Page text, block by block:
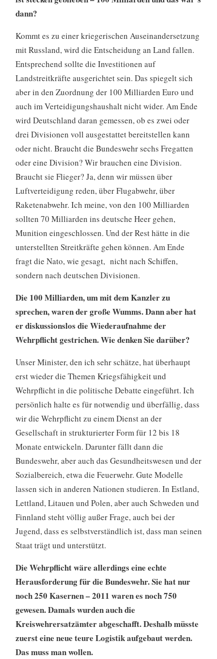
dann?
Kommt es zu einer kriegerischen Auseinandersetzung
mit Russland, wird die Entscheidung an Land fallen.
Entsprechend sollte die Investitionen auf
Landstreitkräfte ausgerichtet sein. Das spiegelt sich
aber in den Zuordnung der 100 Milliarden Euro und
auch im Verteidigungshaushalt nicht wider. Am Ende
wird Deutschland daran gemessen, ob es zwei oder
drei Divisionen voll ausgestattet bereitstellen kann
oder nicht. Braucht die Bundeswehr sechs Fregatten
oder eine Division? Wir brauchen eine Division.
Braucht sie Flieger? Ja, denn wir müssen über
Luftverteidigung reden, über Flugabwehr, über
Raketenabwehr. Ich meine, von den 100 Milliarden
sollten 70 Milliarden ins deutsche Heer gehen,
Munition eingeschlossen. Und der Rest hätte in die
unterstellten Streitkräfte gehen können. Am Ende
fragt die Nato, wie gesagt, nicht nach Schiffen,
sondern nach deutschen Divisionen.
Die 100 Milliarden, um mit dem Kanzler zu
sprechen, waren der große Wumms. Dann aber hat
er diskussionslos die Wiederaufnahme der
Wehrpflicht gestrichen. Wie denken Sie darüber?
Unser Minister, den ich sehr schätze, hat überhaupt
erst wieder die Themen Kriegsfähigkeit und
Wehrpflicht in die politische Debatte eingeführt. Ich
persönlich halte es für notwendig und überfällig, dass
wir die Wehrpflicht zu einem Dienst an der
Gesellschaft in strukturierter Form für 12 bis 18
Monate entwickeln. Darunter fällt dann die
Bundeswehr, aber auch das Gesundheitswesen und der
Sozialbereich, etwa die Feuerwehr. Gute Modelle
lassen sich in anderen Nationen studieren. In Estland,
Lettland, Litauen und Polen, aber auch Schweden und
Finnland steht völlig außer Frage, auch bei der
Jugend, dass es selbstverständlich ist, dass man seinen
Staat trägt und unterstützt.
Die Wehrpflicht wäre allerdings eine echte
Herausforderung für die Bundeswehr. Sie hat nur
noch 250 Kasernen – 2011 waren es noch 750
gewesen. Damals wurden auch die
Kreiswehrersatzämter abgeschafft. Deshalb müsste
zuerst eine neue teure Logistik aufgebaut werden.
Das muss man wollen.